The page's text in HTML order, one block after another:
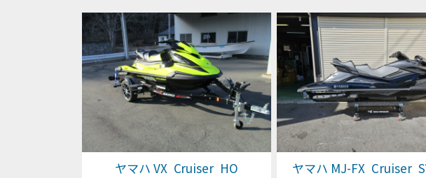
ヤマハ VX Cruiser HO ヤマハ MJ-FX Cruiser